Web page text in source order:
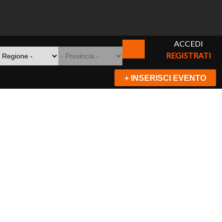
ACCEDI
REGISTRATI
+ INSERISCI EVENTO